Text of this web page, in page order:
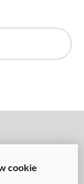
cookie